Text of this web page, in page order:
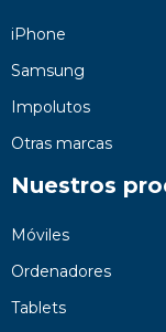
iPhone
Samsung
Impolutos
Otras marcas
Nuestros
Móviles
Ordenadores
Tablets